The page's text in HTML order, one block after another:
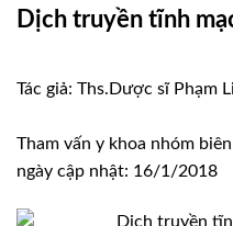
Dịch truyền tĩnh
Tác giả: Ths.Dược sĩ Phạm
Tham vấn y khoa nhóm
ngày cập nhật: 16/1/2018